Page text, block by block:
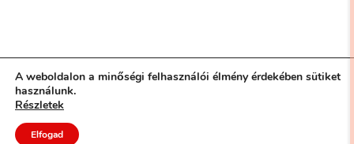
2016-2026 © Kapcsolódó Nevelés Egyesület ·
A weboldalon a minőségi felhasználói élmény érdekében sütiket
használunk.
Részletek
Elfogad